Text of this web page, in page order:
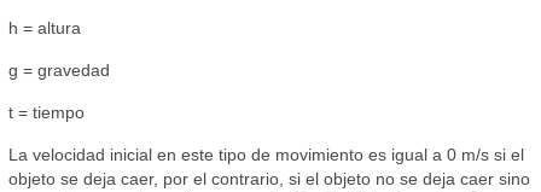
h = altura
g = gravedad
t = tiempo
La velocidad inicial en este tipo de movimiento es igual a 0 m/s si el
objeto se deja caer, por el contrario, si el objeto no se deja caer sino